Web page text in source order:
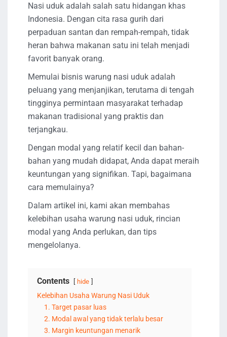
Nasi uduk adalah salah satu hidangan khas
Indonesia. Dengan cita rasa gurih dari
perpaduan santan dan rempah-rempah, tidak
heran bahwa makanan satu ini telah menjadi
favorit banyak orang.
Memulai bisnis warung nasi uduk adalah
peluang yang menjanjikan, terutama di tengah
tingginya permintaan masyarakat terhadap
makanan tradisional yang praktis dan
terjangkau.
Dengan modal yang relatif kecil dan bahan-
bahan yang mudah didapat, Anda dapat meraih
keuntungan yang signifikan. Tapi, bagaimana
cara memulainya?
Dalam artikel ini, kami akan membahas
kelebihan usaha warung nasi uduk, rincian
modal yang Anda perlukan, dan tips
mengelolanya.
Contents hide
Kelebihan Usaha Warung Nasi Uduk
1. Target pasar luas
2. Modal awal yang tidak terlalu besar
3. Margin keuntungan menarik